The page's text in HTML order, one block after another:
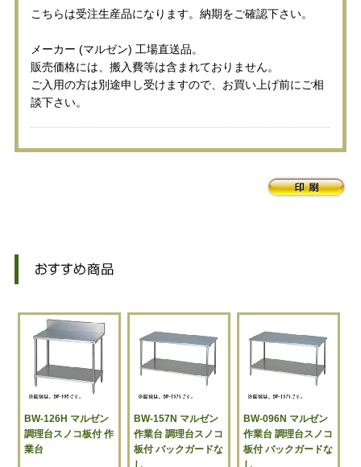
こちらは受注生産品になります。納期をご確認下さい。
メーカー (マルゼン) 工場直送品。
販売価格には、搬入費等は含まれておりません。
ご入用の方は別途申し受けますので、お買い上げ前にご相
談下さい。
BW-126H マルゼン
調理台スノコ板付 作
業台
BW-157N マルゼン
作業台 調理台スノコ
板付 バックガードな
し
BW-096N マルゼン
作業台 調理台スノコ
板付 バックガードな
し